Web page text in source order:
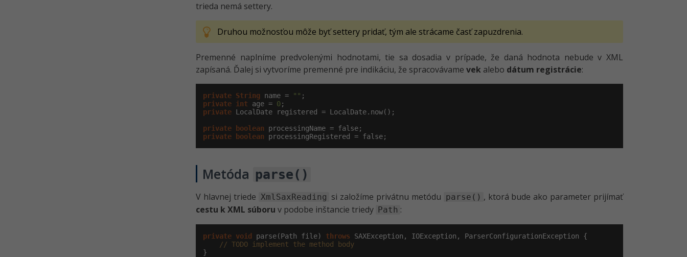
trieda nemá settery.
Druhou možnosťou môže byť settery pridať, tým ale strácame časť zapuzdrenia.
Premenné naplníme predvolenými hodnotami, tie sa dosadia v prípade, že daná hodnota nebude v XML
zapísaná. Ďalej si vytvoríme premenné pre indikáciu, že spracovávame vek alebo dátum registrácie:
private String name = ""
private int age = 0
private LocalDate registered = LocalDate.now();
private
boolean
private
boolean processingRegistered = false;
Metóda parse()
V hlavnej triede XmlSaxReading si založíme privátnu metódu parse() , ktorá bude ako parameter prijímať
cestu k XML súboru v podobe inštancie triedy Path :
private void parse(Path file) throws SAXException, IOException, ParserConfigurationException {
// TODO implement the method body
}